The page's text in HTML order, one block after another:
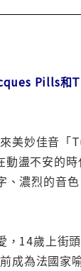
Pills和
美妙佳音「
盪不安的時
濃烈的音色
14歲上街
成為法國家